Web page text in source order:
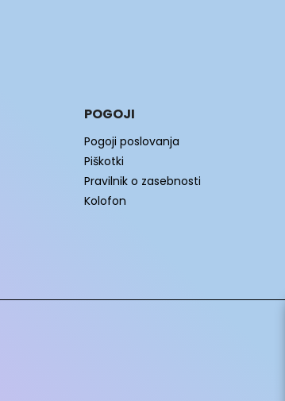
POGOJI
Pogoji poslovanja
Piškotki
Pravilnik o zasebnosti
Kolofon